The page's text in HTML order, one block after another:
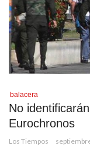
balacera
No
Eurochronos
Los Tiempos